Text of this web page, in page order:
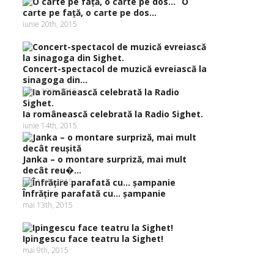
carte pe faţă, o carte pe dos…
iunie 20th, 2015
Concert-spectacol de muzică evreiască la
sinagoga din...
iunie 18th, 2015
Ia românească celebrată la Radio Sighet.
iunie 14th, 2015
Janka – o montare surpriză, mai mult
decât reu�...
mai 13th, 2015
Înfrăţire parafată cu… şampanie
mai 13th, 2015
Ipingescu face teatru la Sighet!
mai 9th, 2015